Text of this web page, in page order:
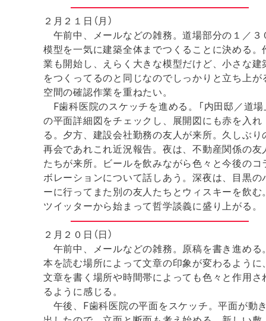
２月２１日（月）
午前中、メールなどの雑務。道場部分の１／３
模型を一気に建築全体までつくることに決める。
業も開始し、えらく大きな模型だけど、小さな建
をつくってるのと同じなのでしっかりと立ち上が
空間の確認作業を重ねたい。
F歯科医院のスケッチを進める。「内田邸／道場
の平面詳細図をチェックし、展開図にも赤を入れ
る。夕方、建設会社勤務の友人が来所。久しぶり
再会であれこれ近況報告。夜は、不動産関係の友
たちが来所。ビールを飲みながら色々と今後のコ
ボレーションについて話しあう。深夜は、目黒の
ーに行ってまた別の友人たちとウィスキーを飲む
ツイッターから始まって哲学談義に盛り上がる。
２月２０日（日）
午前中、メールなどの雑務。原稿を書き進める
本を読む場所によって文章の印象が変わるように
文章を書く場所や時間帯によっても色々と作用さ
るように感じる。
午後、F歯科医院の平面をスケッチ。平面が動